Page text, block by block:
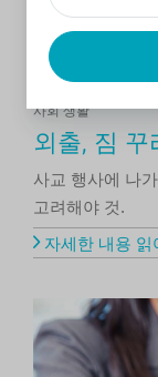
사회 생활
외출, 짐 꾸
사교 행사에 나
고려해야 것.
자세한 내용 읽